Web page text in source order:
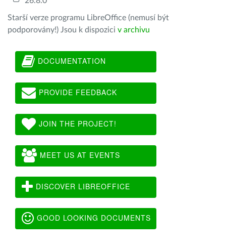
Starší verze programu LibreOffice (nemusí být
podporovány!) Jsou k dispozici v archivu
DOCUMENTATION
PROVIDE FEEDBACK
JOIN THE PROJECT!
MEET US AT EVENTS
DISCOVER LIBREOFFICE
GOOD LOOKING DOCUMENTS